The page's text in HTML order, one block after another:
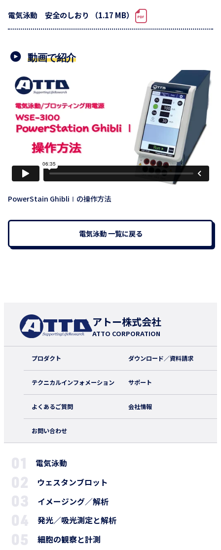
電気泳動 安全のしおり （1.17 MB）
動画で紹介
PowerStain GhibliⅠの操作方法
電気泳動 一覧に戻る
アトー株式会社
ATTO CORPORATION
プロダクト ダウンロード／資料請求
テクニカルインフォメーション サポート
よくあるご質問 会社情報
お問い合わせ
電気泳動
ウェスタンブロット
イメージング／解析
発光／吸光測定と解析
細胞の観察と計測